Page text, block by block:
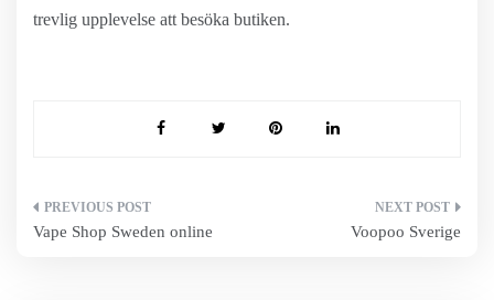
trevlig upplevelse att besöka butiken.
Inläggsnavigering
Vape Shop Sweden online Voopoo Sverige